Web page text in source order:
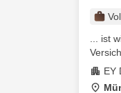
... ist
EY